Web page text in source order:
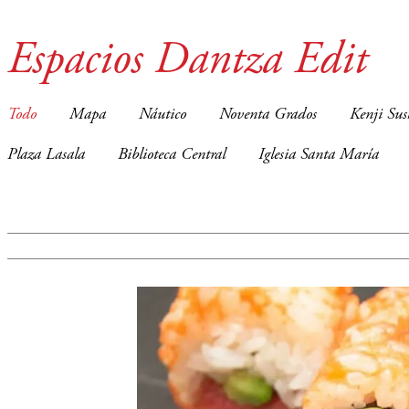
Espacios Dantza Edit
Todo Mapa Náutico Noventa Grados Kenji
Plaza Lasala Biblioteca Central Iglesia Santa María